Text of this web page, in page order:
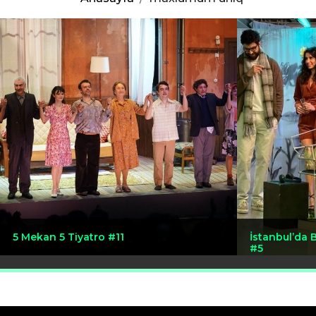
5 Mekan 5 Tiyatro #11
İstanbul’da
#5